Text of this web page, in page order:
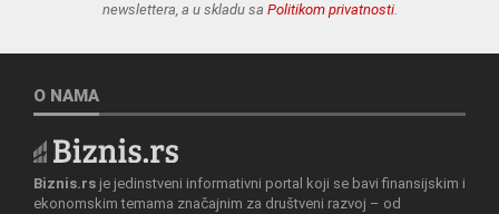
newslettera, a u skladu sa Politikom privatnosti.
O NAMA
Biznis.rs je jedinstveni informativni portal koji se bavi finansijskim i
ekonomskim temama značajnim za društveni razvoj – od